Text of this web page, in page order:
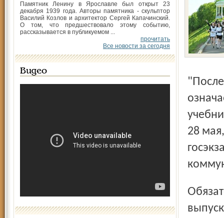
Памятник Ленину в Ярославле был открыт 23
декабря 1939 года. Авторы памятника - скульптор
Василий Козлов и архитектор Сергей Капачинский.
О том, что предшествовало этому событию,
рассказывается в публикуемом ...
прочитать
Все новости за сегодня
Видео
"Последний звонок" для нынешних выпускников не
28
Обязательные предметы - русский язык и математику -